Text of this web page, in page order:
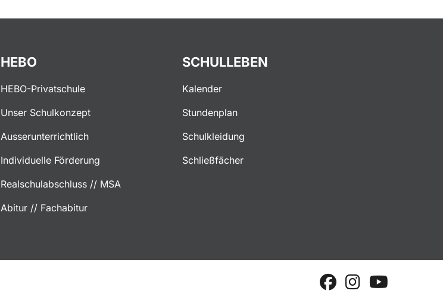
HEBO
HEBO-Privatschule
Unser Schulkonzept
Ausserunterrichtlich
Individuelle Förderung
Realschulabschluss // MSA
Abitur // Fachabitur
SCHULLEBEN
Kalender
Stundenplan
Schulkleidung
Schließfächer